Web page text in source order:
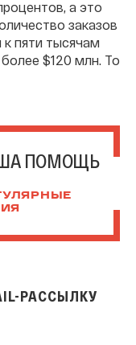
а это
заказов
пяти тысячам
$120 млн. То
ПОМОЩЬ
РАССЫЛКУ